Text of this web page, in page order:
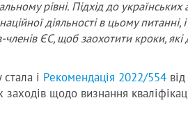
рівні. Підхід до
діяльності в цьому
ЄС, щоб заохотити кроки,
і Рекомендація 2022/554
щодо визнання